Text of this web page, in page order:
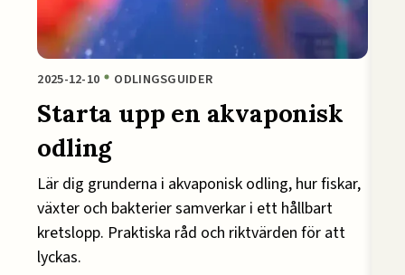
2025-12-10 ODLINGSGUIDER
Starta upp en akvaponisk
odling
Lär dig grunderna i akvaponisk odling, hur fiskar,
växter och bakterier samverkar i ett hållbart
kretslopp. Praktiska råd och riktvärden för att
lyckas.